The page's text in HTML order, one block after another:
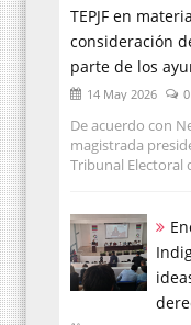
TEPJF en
consideración
parte de los
14 May 2026
De acuerdo con
magistrada
Tribunal Electoral